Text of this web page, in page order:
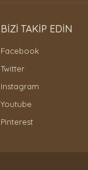
BİZİ TAKİP EDİN
Facebook
Twitter
Instagram
Youtube
Pinterest